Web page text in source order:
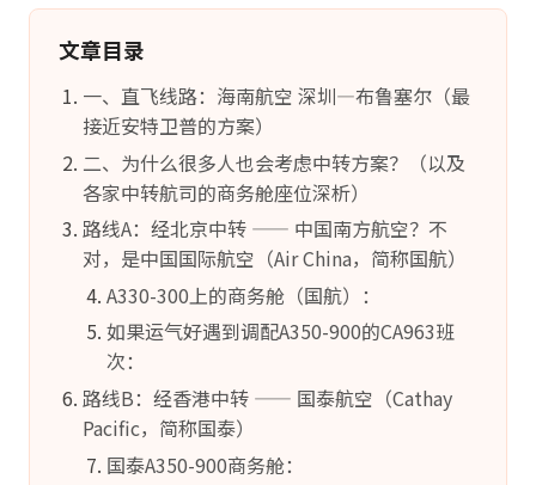
文章目录
一、直飞线路：海南航空 深圳—布鲁塞尔（最
接近安特卫普的方案）
二、为什么很多人也会考虑中转方案？（以及
各家中转航司的商务舱座位深析）
路线A：经北京中转 —— 中国南方航空？不
对，是中国国际航空（Air China，简称国航）
A330-300上的商务舱（国航）：
如果运气好遇到调配A350-900的CA963班
次：
路线B：经香港中转 —— 国泰航空（Cathay
Pacific，简称国泰）
国泰A350-900商务舱：